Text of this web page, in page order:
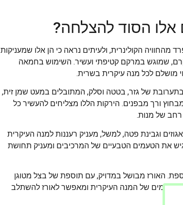
הסוד להצלחה?
הקולינרית, ולעיתים נראה כי הן אלו שמעניקות
שמוגש במרקם קטיפתי ועשיר. השימוש בחמאה
מושלם לכל מנה עיקרית בשרית.
של גזר, בטטה וסלק, המתובלים במעט שמן זית,
ורך מבפנים. הירקות הללו מצליחים להעשיר כל
רחב של מנות.
וגבינת פטה, למשל, מעניק רעננות למנה העיקרית
את הטעמים הטבעיים של המרכיבים ומעניק תחושת
האורז מבושל במדויק, עם תוספת של בצל מטוגן
הטעמים של המנה העיקרית ומאפשר לאורז להשתלב